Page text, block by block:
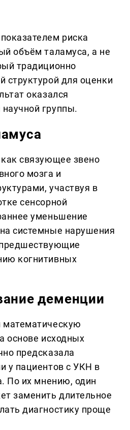
риска
объём таламуса, а не
традиционно
структурой для оценки
оказался
группы.
связующее звено
мозга и
участвуя в
сенсорной
уменьшение
системные нарушения
когнитивных
деменции
математическую
основе исходных
предсказала
у пациентов с УКН в
По их мнению, один
заменить длительное
диагностику проще